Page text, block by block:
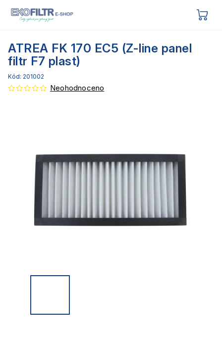
ATREA FK 170 EC5 (Z-line panel
filtr F7 plast)
Kód: 201002
Neohodnoceno